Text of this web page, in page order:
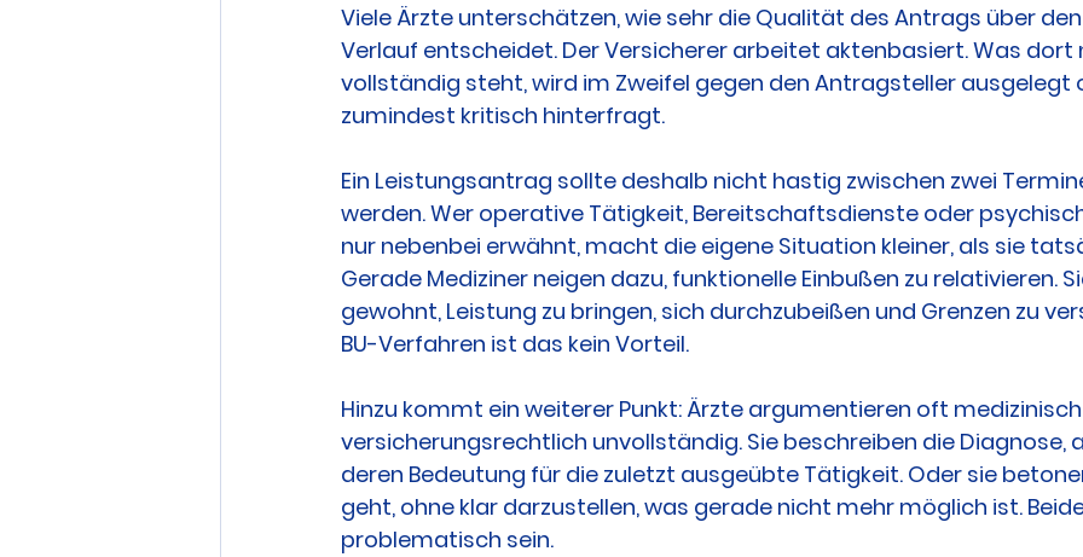
Viele Ärzte unterschätzen, wie sehr die Qualität des Antrags über
Verlauf entscheidet. Der Versicherer arbeitet aktenbasiert. Was dort
vollständig steht, wird im Zweifel gegen den Antragsteller ausgelegt
zumindest kritisch hinterfragt.
Ein Leistungsantrag sollte deshalb nicht hastig zwischen zwei
werden. Wer operative Tätigkeit, Bereitschaftsdienste oder
nur nebenbei erwähnt, macht die eigene Situation kleiner, als sie
Gerade Mediziner neigen dazu, funktionelle Einbußen zu relativieren.
gewohnt, Leistung zu bringen, sich durchzubeißen und Grenzen zu
BU-Verfahren ist das kein Vorteil.
Hinzu kommt ein weiterer Punkt: Ärzte argumentieren oft
versicherungsrechtlich unvollständig. Sie beschreiben die Diagnose,
deren Bedeutung für die zuletzt ausgeübte Tätigkeit. Oder sie
geht, ohne klar darzustellen, was gerade nicht mehr möglich ist.
problematisch sein.